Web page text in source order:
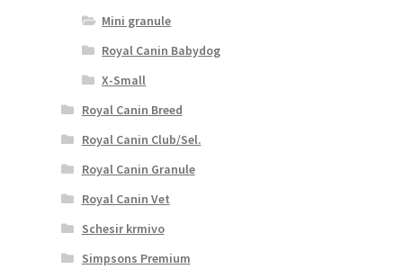
Mini granule
Royal Canin Babydog
X-Small
Royal Canin Breed
Royal Canin Club/Sel.
Royal Canin Granule
Royal Canin Vet
Schesir krmivo
Simpsons Premium